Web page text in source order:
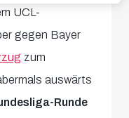
UCL-
gegen Bayer
zum
auswärts
Runde